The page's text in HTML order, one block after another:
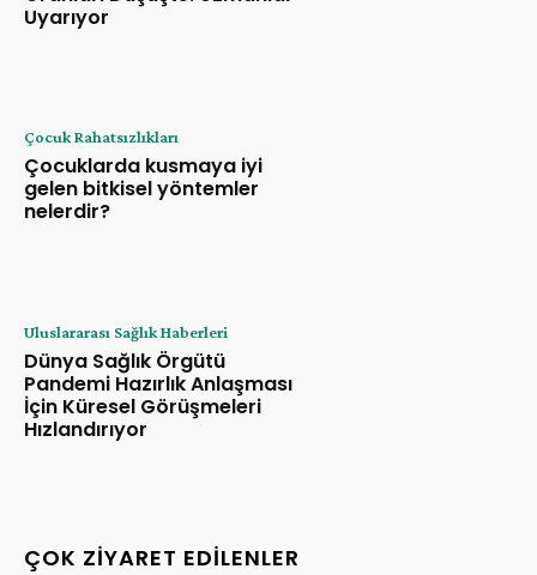
Uyarıyor
Çocuk Rahatsızlıkları
Çocuklarda kusmaya iyi
gelen bitkisel yöntemler
nelerdir?
Uluslararası Sağlık Haberleri
Dünya Sağlık Örgütü
Pandemi Hazırlık Anlaşması
İçin Küresel Görüşmeleri
Hızlandırıyor
ÇOK ZIYARET EDILENLER